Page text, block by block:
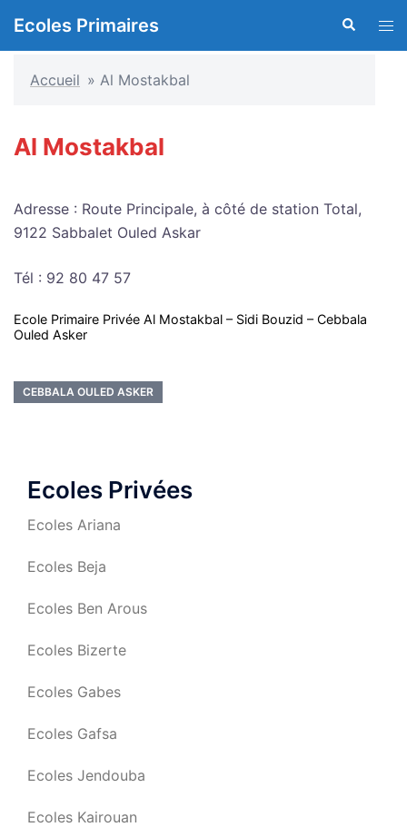
auEcoles Primaires
le
Accueil » Al Mostakbal
Al Mostakbal
Adresse : Route Principale, à côté de station Total,
9122 Sabbalet Ouled Askar
Tél : 92 80 47 57
Ecole Primaire Privée Al Mostakbal – Sidi Bouzid – Cebbala
Ouled Asker
CEBBALA OULED ASKER
Ecoles Privées
Ecoles Ariana
Ecoles Beja
Ecoles Ben Arous
Ecoles Bizerte
Ecoles Gabes
Ecoles Gafsa
Ecoles Jendouba
Ecoles Kairouan